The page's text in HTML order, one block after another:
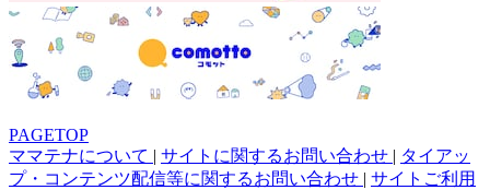
PAGETOP
ママテナについて | サイトに関するお問い合わせ | タイアッ
プ・コンテンツ配信等に関するお問い合わせ | サイトご利用